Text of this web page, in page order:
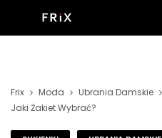
Frix Moda Ubrania Damskie
Jaki Żakiet Wybrać?